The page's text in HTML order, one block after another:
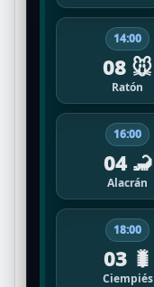
14:00
08 🐭
Ratón
16:00
04 🦂
Alacrán
18:00
03 🐛
Ciempiés